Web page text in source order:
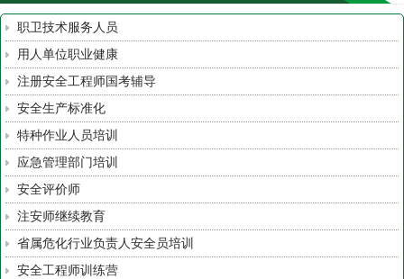
职卫技术服务人员
用人单位职业健康
注册安全工程师国考辅导
安全生产标准化
特种作业人员培训
应急管理部门培训
安全评价师
注安师继续教育
省属危化行业负责人安全员培训
安全工程师训练营